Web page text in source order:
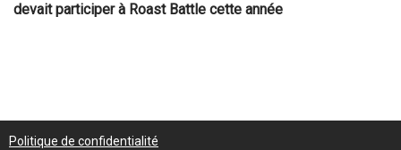
devait participer à Roast Battle cette année
Politique de confidentialité